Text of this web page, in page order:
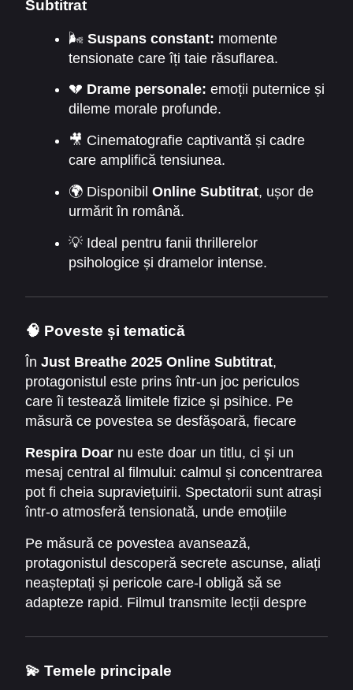
Subtitrat
🌬️ Suspans constant: momente
tensionate care îți taie răsuflarea.
💔 Drame personale: emoții puternice și
dileme morale profunde.
🎥 Cinematografie captivantă și cadre
care amplifică tensiunea.
🌍 Disponibil Online Subtitrat, ușor de
urmărit în română.
💡 Ideal pentru fanii thrillerelor
psihologice și dramelor intense.
🧠 Poveste și tematică
În Just Breathe 2025 Online Subtitrat,
protagonistul este prins într-un joc periculos
care îi testează limitele fizice și psihice. Pe
măsură ce povestea se desfășoară, fiecare
Filmul explorează teme precum supraviețuirea,
vinovăția, responsabilitatea și reziliența în fața
adversităților.
Respira Doar nu este doar un titlu, ci și un
mesaj central al filmului: calmul și concentrarea
pot fi cheia supraviețuirii. Spectatorii sunt atrași
într-o atmosferă tensionată, unde emoțiile
armonios.
Pe măsură ce povestea avansează,
protagonistul descoperă secrete ascunse, aliați
neașteptați și pericole care-l obligă să se
adapteze rapid. Filmul transmite lecții despre
prezent.
💫 Temele principale